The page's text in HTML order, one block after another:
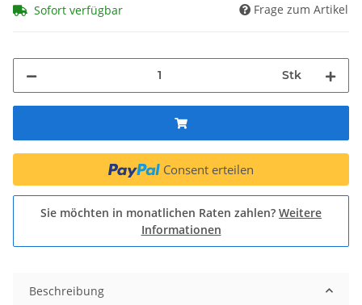
Sofort verfügbar Frage zum Artikel
Stk
Consent erteilen
Sie möchten in monatlichen Raten zahlen? Weitere
Informationen
Beschreibung